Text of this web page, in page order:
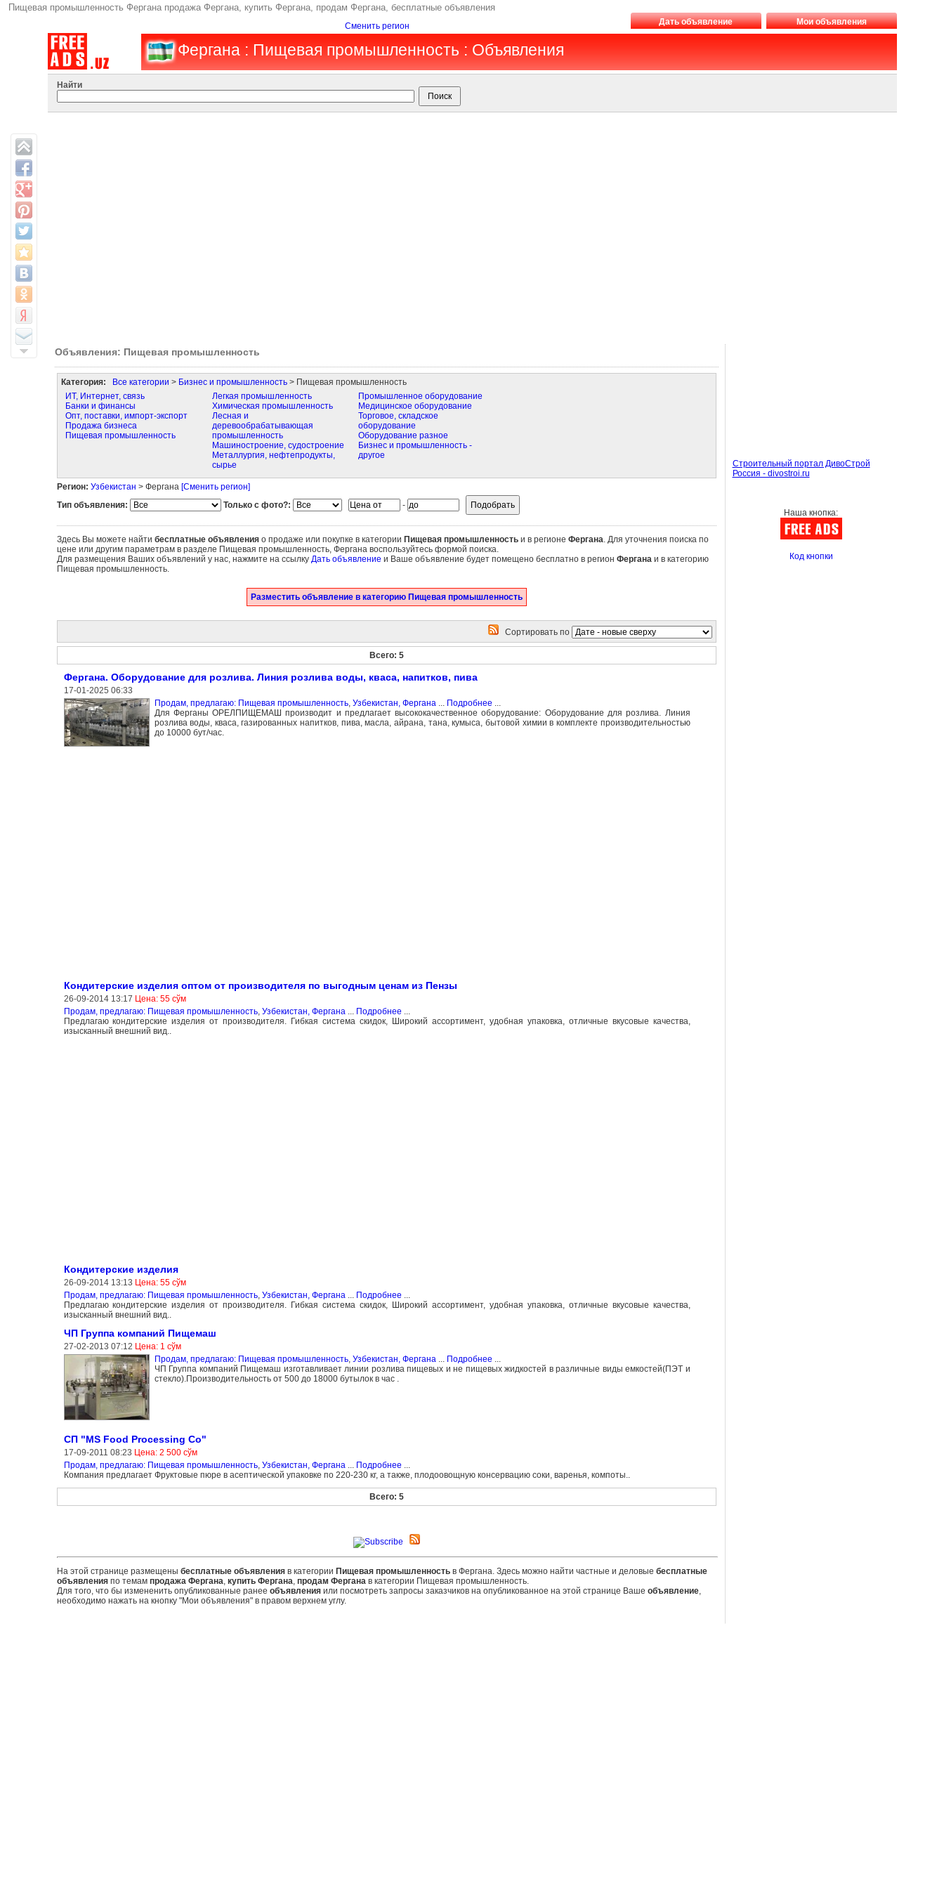
Пищевая промышленность Фергана продажа Фергана, купить Фергана, продам Фергана, бесплатные объявления
Сменить регион Дать объявление Мои объявления
Фергана : Пищевая промышленность : Объявления
Найти
Объявления: Пищевая промышленность
Категория: Все категории > Бизнес и промышленность> Пищевая промышленность
ИТ, Интернет, связь
Банки и финансы
Опт, поставки, импорт-экспорт
Продажа бизнеса
Пищевая промышленность
Легкая промышленность
Химическая промышленность
Лесная и
деревообрабатывающая
промышленность
Машиностроение, судостроение
Металлургия, нефтепродукты,
сырье
Промышленное оборудование
Медицинское оборудование
Торговое, складское
оборудование
Оборудование разное
Бизнес и промышленность -
другое
Регион: Узбекистан > Фергана [Сменить регион]
Тип объявления:
Только с фото?: -
Здесь Вы можете найти бесплатные объявленияо продаже или покупке в категории Пищевая промышленностьи в регионе Фергана. Для уточнения поиска по
цене или другим параметрам в разделе Пищевая промышленность, Фергана воспользуйтесь формой поиска.
Для размещения Ваших объявлений у нас, нажмите на ссылку Дать объявление и Ваше объявление будет помещено бесплатно в регион Ферганаи в категорию
Пищевая промышленность.
Разместить объявление в категорию Пищевая промышленность
Сортировать по
Всего: 5
Фергана. Оборудование для розлива. Линия розлива воды, кваса, напитков, пива
17-01-2025 06:33
Продам, предлагаю: Пищевая промышленность, Узбекистан, Фергана... Подробнее ...
Для Ферганы ОРЕЛПИЩЕМАШ производит и предлагает высококачественное оборудование: Оборудование для розлива. Линия
розлива воды, кваса, газированных напитков, пива, масла, айрана, тана, кумыса, бытовой химии в комплекте производительностью
до 10000 бут/час.
Кондитерские изделия оптом от производителя по выгодным ценам из Пензы
26-09-2014 13:17 Цена: 55 сўм
Продам, предлагаю: Пищевая промышленность, Узбекистан, Фергана... Подробнее ...
Предлагаю кондитерские изделия от производителя. Гибкая система скидок, Широкий ассортимент, удобная упаковка, отличные вкусовые качества,
изысканный внешний вид..
Кондитерские изделия
26-09-2014 13:13 Цена: 55 сўм
Продам, предлагаю: Пищевая промышленность, Узбекистан, Фергана... Подробнее ...
Предлагаю кондитерские изделия от производителя. Гибкая система скидок, Широкий ассортимент, удобная упаковка, отличные вкусовые качества,
изысканный внешний вид..
ЧП Группа компаний Пищемаш
27-02-2013 07:12 Цена: 1 сўм
Продам, предлагаю: Пищевая промышленность, Узбекистан, Фергана... Подробнее ...
ЧП Группа компаний Пищемаш изготавливает линии розлива пищевых и не пищевых жидкостей в различные виды емкостей(ПЭТ и
стекло).Производительность от 500 до 18000 бутылок в час .
СП "MS Food Processing Co"
17-09-2011 08:23 Цена: 2 500 сўм
Продам, предлагаю: Пищевая промышленность, Узбекистан, Фергана Подробнее
Компания предлагает Фруктовые пюре в асептической упаковке по 220-230 кг, а также, плодоовощную консервацию соки, варенья, компоты..
Всего: 5
На этой странице размещены бесплатные объявленияв категории Пищевая промышленностьв Фергана. Здесь можно найти частные и деловые бесплатные
объявленияпо темам продажа Фергана купить Фергана продам Фергана в категории Пищевая промышленность.
Для того, что бы измененить опубликованные ранее объявленияили посмотреть запросы заказчиков на опубликованное на этой странице Ваше объявление,
необходимо нажать на кнопку "Мои объявления" в правом верхнем углу.
Строительный портал ДивоСтрой
Россия - divostroi.ru
Наша кнопка:
Код кнопки